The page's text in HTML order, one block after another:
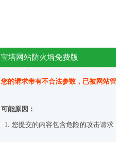
宝塔网站防火墙免费版
您的请求带有不合法参数，已被网站
可能原因：
您提交的内容包含危险的攻击请求